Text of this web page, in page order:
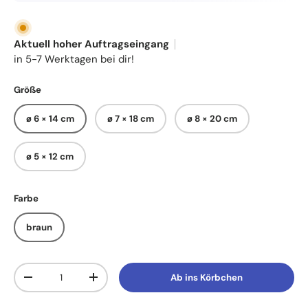
Aktuell hoher Auftragseingang
in 5-7 Werktagen bei dir!
Größe
ø 6 × 14 cm ø 7 × 18 cm ø 8 × 20 cm
ø 5 × 12 cm
Farbe
braun
Anzahl
Menge verringernMenge erhöhen Ab ins Körbchen